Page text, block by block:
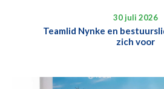
30 juli 2026
Teamlid Nynke en
zich voor